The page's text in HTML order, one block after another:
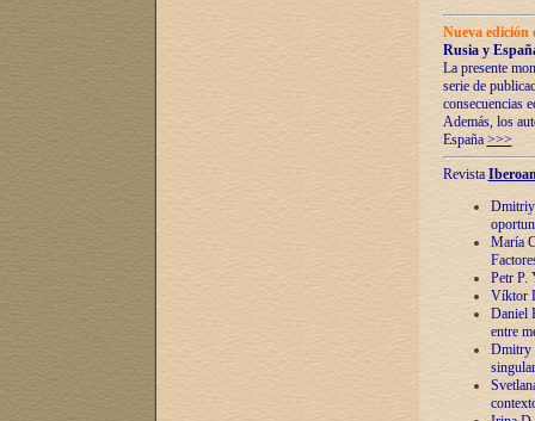
Nueva
Rusia y
La presente
serie de
consecuencias
Además, los
España >>>
Revista
Dmitriy
María
Petr P.
Víktor
Daniel
entre
Dmitry